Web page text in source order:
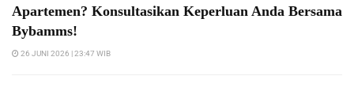
Apartemen? Konsultasikan Keperluan Anda Bersama
Bybamms!
26 JUNI 2026 | 23:47 WIB